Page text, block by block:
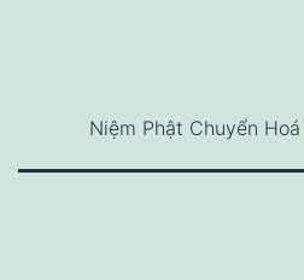
Niệm Phật Chuyển